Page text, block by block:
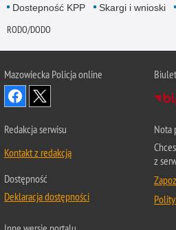
Dostepność KPP
Skargi i wnioski
RODO/DODO
Mazowiecka Policja online
Redakcja serwisu
Kontakt z redakcją
Dostępność
Deklaracja dostępności
Nota
z